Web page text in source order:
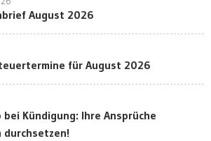
August 2026
für August 2026
Kündigung: Ihre Ansprüche